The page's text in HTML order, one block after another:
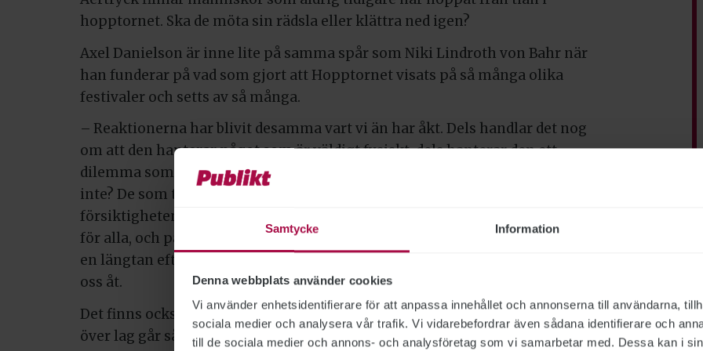
Samtycke Information
Denna webbplats använder cookies
Vi använder enhetsidentifierare för att anpassa innehållet och annonserna till användarna,
sociala medier och analysera vår trafik. Vi vidarebefordrar även sådana identifierare och
till de sociala medier och annons- och analysföretag som vi samarbetar med. Dessa kan i
hopptornet. Ska de möta sin rädsla eller klättra ned igen?
Axel Danielson är inne lite på samma spår som Niki Lindroth von Bahr när
han funderar på vad som gjort att Hopptornet visats på så många olika
festivaler och setts av så många.
– Reaktionerna har blivit desamma vart vi än har åkt. Dels handlar det nog
om att den hanterar något som är väldigt fysiskt, dels hanterar den ett
dilemma som är lätt att känna igen sig i. Ska man hoppa eller ska man
inte? De som tittar upplever själva den känslan i kroppen. Rädslan och
försiktigheten inför att kasta sig utför ett stup är nedärvd och gemensam
för alla, och på våra resor har vi också märkt att det inte minst i USA finns
en längtan efter att se det som enar människor i stället för det som skiljer
oss åt.
Det finns också andra, mer konkreta anledningar till att svensk kortfilm
över lag går så bra. Eller snarare – till att svensk kortfilm är så bra.Theo